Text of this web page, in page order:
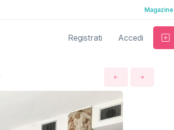
Magazine
Registrati Accedi